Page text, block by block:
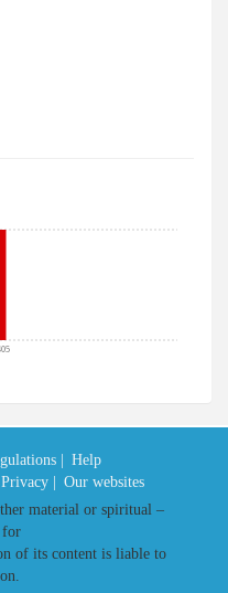
|
Help
Privacy |
Our websites
material or spiritual –
for
of its content is liable to